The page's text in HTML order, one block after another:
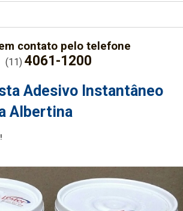
contato pelo telefone
(11) 4061-1200
Adesivo Instantâneo
Albertina